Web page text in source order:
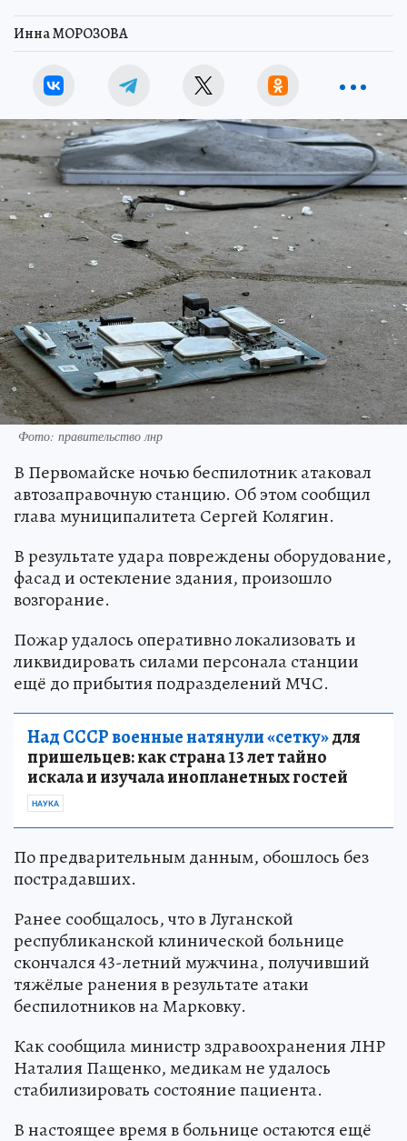
Инна МОРОЗОВА
Фото: правительство лнр
В Первомайске ночью беспилотник атаковал
автозаправочную станцию. Об этом сообщил
глава муниципалитета Сергей Колягин.
В результате удара повреждены оборудование,
фасад и остекление здания, произошло
возгорание.
Пожар удалось оперативно локализовать и
ликвидировать силами персонала станции
ещё до прибытия подразделений МЧС.
Над СССР военные натянули «сетку»для
пришельцев: как страна 13 лет тайно
искала и изучала инопланетных гостей
НАУКА
По предварительным данным, обошлось без
пострадавших.
Ранее сообщалось, что в Луганской
республиканской клинической больнице
скончался 43-летний мужчина, получивший
тяжёлые ранения в результате атаки
беспилотников на Марковку.
Как сообщила министр здравоохранения ЛНР
Наталия Пащенко, медикам не удалось
стабилизировать состояние пациента.
В настоящее время в больнице остаются ещё